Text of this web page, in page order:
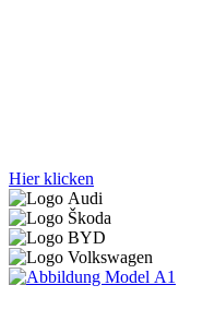
Hier klicken